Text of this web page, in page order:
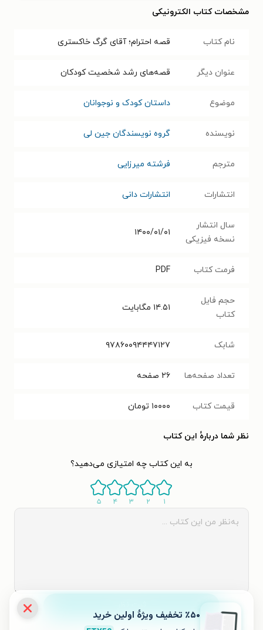
مشخصات کتاب الکترونیکی
نام کتاب قصه احترام؛ آقای گرگ خاکستری
عنوان دیگر قصه‌های رشد شخصیت کودکان
موضوع داستان کودک و نوجوانان
نویسنده گروه نویسندگان جین لی
مترجم فرشته میرزایی
انتشارات انتشارات دانی
سال انتشار
نسخه فیزیکی
۱۴۰۰/۰۱/۰۱
فرمت کتاب PDF
حجم فایل
کتاب
۱۴.۵۱ مگابایت
شابک ۹۷۸۶۰۰۹۴۴۴۷۱۲۷
تعداد صفحه‌ها ۲۶ صفحه
قیمت کتاب ۱۰۰۰۰ تومان
نظر شما دربارهٔ این کتاب
به این کتاب چه امتیازی می‌دهید؟
۱ ۲ ۳ ۴ ۵
٪۵۰ تخفیف ویژۀ اولین خرید